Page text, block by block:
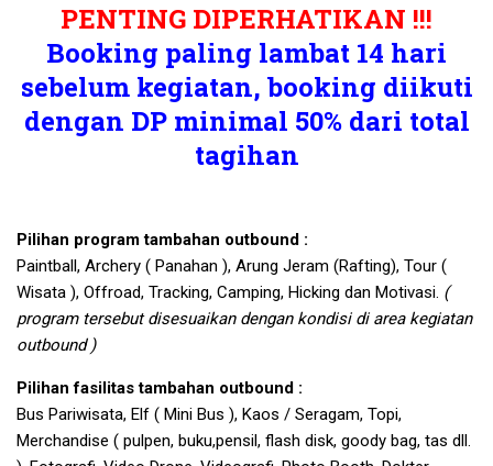
PENTING DIPERHATIKAN !!!
Booking paling lambat 14 hari
sebelum kegiatan, booking diikuti
dengan DP minimal 50% dari total
tagihan
Pilihan program tambahan outbound :
Paintball, Archery ( Panahan ), Arung Jeram (Rafting), Tour (
Wisata ), Offroad, Tracking, Camping, Hicking dan Motivasi. (
program tersebut disesuaikan dengan kondisi di area kegiatan
outbound )
Pilihan fasilitas tambahan outbound :
Bus Pariwisata, Elf ( Mini Bus ), Kaos / Seragam, Topi,
Merchandise ( pulpen, buku,pensil, flash disk, goody bag, tas dll.